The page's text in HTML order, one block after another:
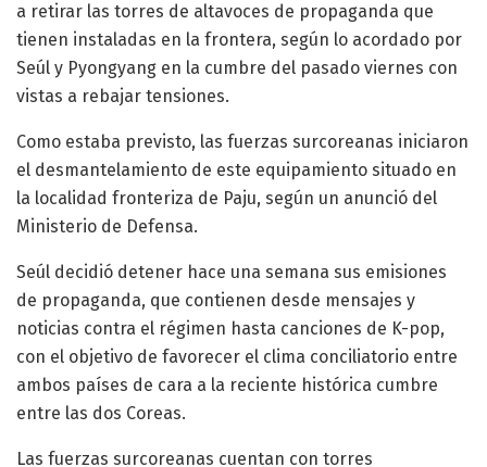
a retirar las torres de altavoces de propaganda que
tienen instaladas en la frontera, según lo acordado por
Seúl y Pyongyang en la cumbre del pasado viernes con
vistas a rebajar tensiones.
Como estaba previsto, las fuerzas surcoreanas iniciaron
el desmantelamiento de este equipamiento situado en
la localidad fronteriza de Paju, según un anunció del
Ministerio de Defensa.
Seúl decidió detener hace una semana sus emisiones
de propaganda, que contienen desde mensajes y
noticias contra el régimen hasta canciones de K-pop,
con el objetivo de favorecer el clima conciliatorio entre
ambos países de cara a la reciente histórica cumbre
entre las dos Coreas.
Las fuerzas surcoreanas cuentan con torres